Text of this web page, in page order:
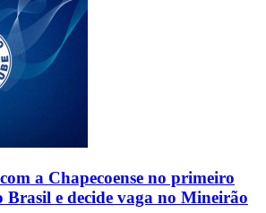
a Chapecoense no primeiro
Brasil e decide vaga no Mineirão